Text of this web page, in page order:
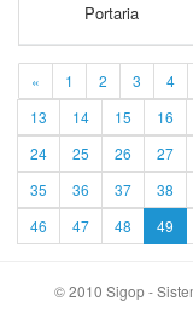
Portaria
« 1 2 3 4
13
14 15 16
24
25 26 27
35
36 37 38
46
47 48 49
© 2010 Sigop -